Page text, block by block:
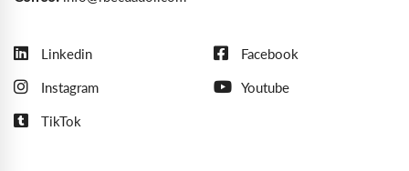
Linkedin Facebook
Instagram Youtube
TikTok